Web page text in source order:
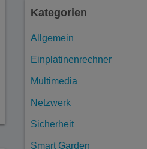
Kategorien
Allgemein
Einplatinenrechner
Multimedia
Netzwerk
Sicherheit
Smart Garden